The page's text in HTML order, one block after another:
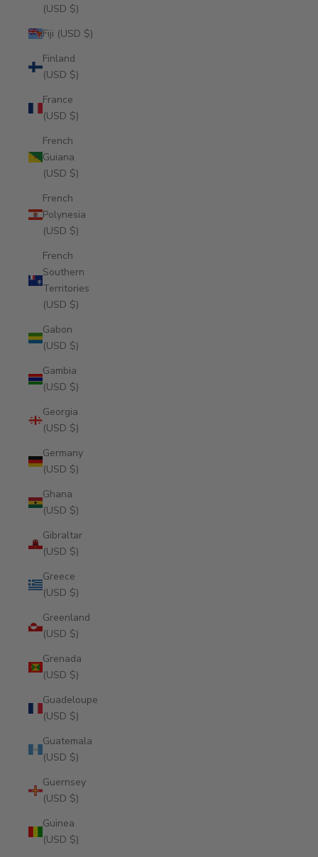
(USD $)
Fiji (USD $)
Finland
(USD $)
France
(USD $)
French
Guiana
(USD $)
French
Polynesia
(USD $)
French
Southern
Territories
(USD $)
Gabon
(USD $)
Gambia
(USD $)
Georgia
(USD $)
Germany
(USD $)
Ghana
(USD $)
Gibraltar
(USD $)
Greece
(USD $)
Greenland
(USD $)
Grenada
(USD $)
Guadeloupe
(USD $)
Guatemala
(USD $)
Guernsey
(USD $)
Guinea
(USD $)